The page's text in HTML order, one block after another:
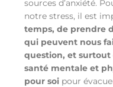
sources d’anxiété.
notre stress, il est
temps, de prendre
qui peuvent nous
question, et
santé mentale et
pour soi pour